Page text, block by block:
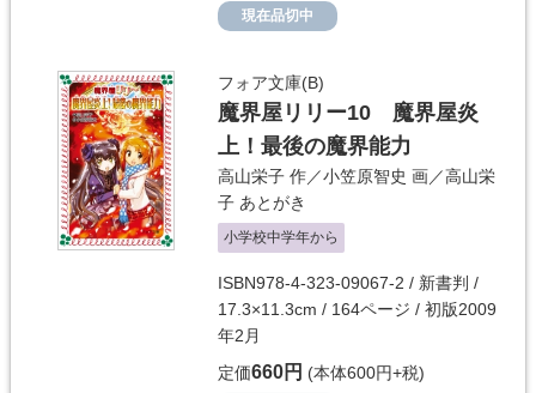
現在品切中
フォア文庫(B)
魔界屋リリー10 魔界屋炎
上！最後の魔界能力
高山栄子 作／小笠原智史 画／高山栄
子 あとがき
小学校中学年から
ISBN978-4-323-09067-2 / 新書判 /
17.3×11.3cm / 164ページ / 初版2009
年2月
定価660円 (本体600円+税)